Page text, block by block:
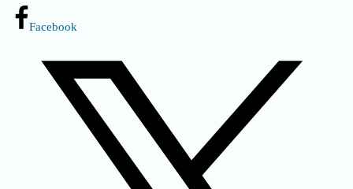
Facebook